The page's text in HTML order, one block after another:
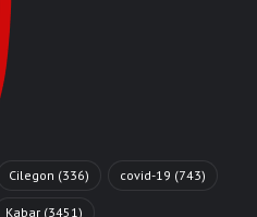
Cilegon (336) covid-19 (743)
Kabar (3451)